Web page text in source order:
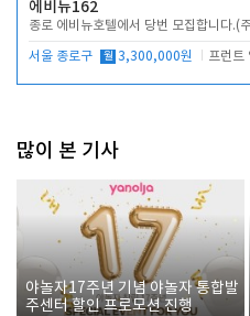
에비뉴162
종로 에비뉴호텔에서 당번 모집합니다.(
서울 종로구 월 3,300,000원 프런트
많이 본 기사
야놀자17주년 기념 야놀자 통합발
주센터 할인 프로모션 진행